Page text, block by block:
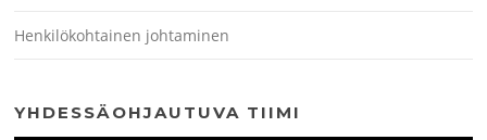
Henkilökohtainen johtaminen
YHDESSÄOHJAUTUVA TIIMI